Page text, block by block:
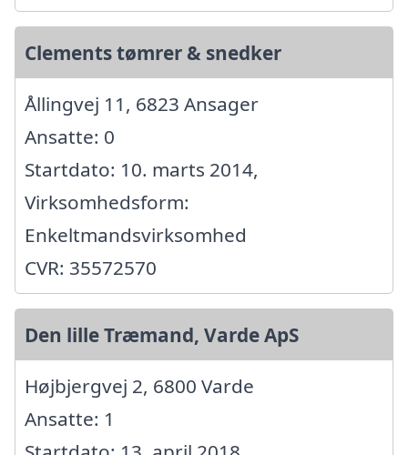
Clements tømrer & snedker
Ållingvej 11, 6823 Ansager
Ansatte: 0
Startdato: 10. marts 2014,
Virksomhedsform:
Enkeltmandsvirksomhed
CVR: 35572570
Den lille Træmand, Varde ApS
Højbjergvej 2, 6800 Varde
Ansatte: 1